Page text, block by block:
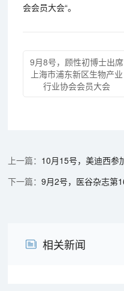
会会员大会“。
9月8号，顾性初博士出席
上海市浦东新区生物产业
行业协会会员大会
10月15号，美迪西参
9月2号，医谷杂志第
相关新闻